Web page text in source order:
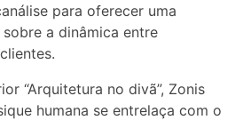
para oferecer uma
a dinâmica entre
“Arquitetura no divã”, Zonis
humana se entrelaça com o